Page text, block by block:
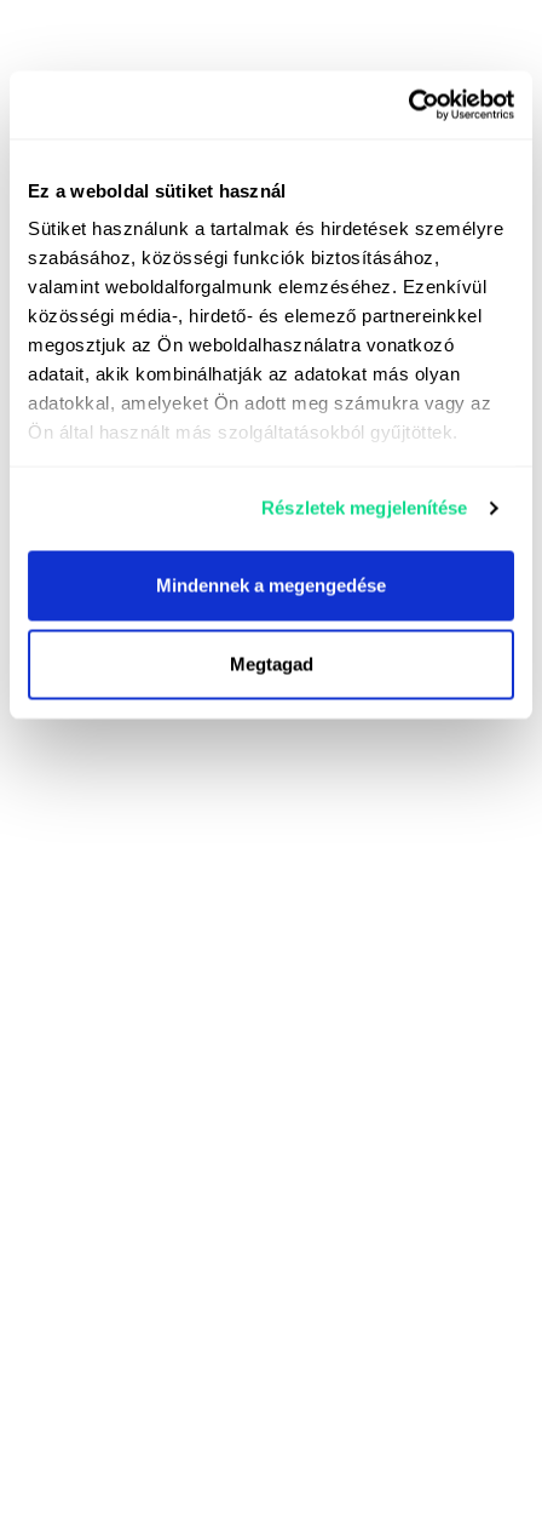
Ez a weboldal sütiket használ
Sütiket használunk a tartalmak és hirdetések személyre
szabásához, közösségi funkciók biztosításához,
valamint weboldalforgalmunk elemzéséhez. Ezenkívül
közösségi média-, hirdető- és elemező partnereinkkel
megosztjuk az Ön weboldalhasználatra vonatkozó
adatait, akik kombinálhatják az adatokat más olyan
adatokkal, amelyeket Ön adott meg számukra vagy az
Ön által használt más szolgáltatásokból gyűjtöttek.
Részletek megjelenítése
Mindennek a megengedése
Megtagad